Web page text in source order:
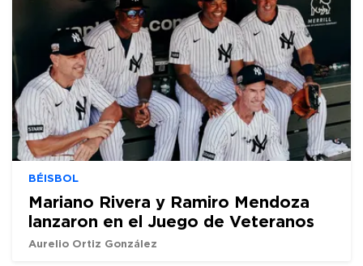
BÉISBOL
Mariano Rivera y Ramiro Mendoza
lanzaron en el Juego de Veteranos
Aurelio Ortiz González